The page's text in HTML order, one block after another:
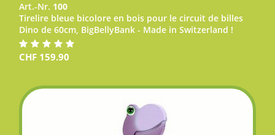
Art.-Nr. 100
Tirelire bleue bicolore en bois pour le circuit de billes
Dino de 60cm, BigBellyBank - Made in Switzerland !
CHF 159.90